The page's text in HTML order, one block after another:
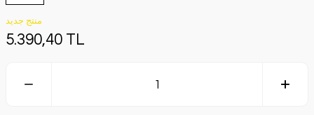
منتج جديد
5.390,40 TL